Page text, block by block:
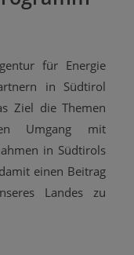
für Energie
in Südtirol
Ziel die Themen
Umgang mit
in Südtirols
einen Beitrag
Landes zu